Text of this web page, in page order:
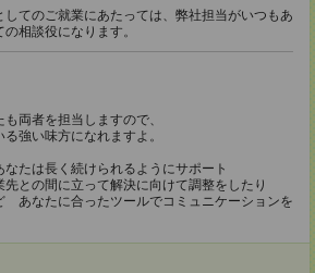
てのご就業にあたっては、弊社担当がいつもあ
相談役になります。
両者を担当しますので、
強い味方になれますよ。
たは長く続けられるようにサポート
との間に立って解決に向けて調整をしたり
あなたに合ったツールでコミュニケーションを